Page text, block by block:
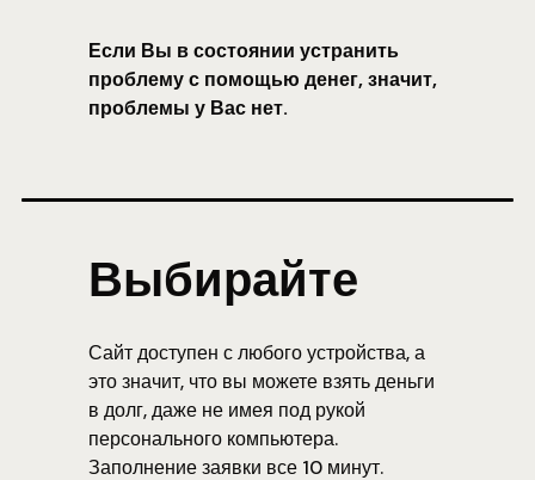
Если Вы в состоянии устранить
проблему с помощью денег, значит,
проблемы у Вас нет.
Сайт доступен с любого устройства, а
это значит, что вы можете взять деньги
в долг, даже не имея под рукой
персонального компьютера.
Заполнение заявки все 10 минут.
Выбирайте